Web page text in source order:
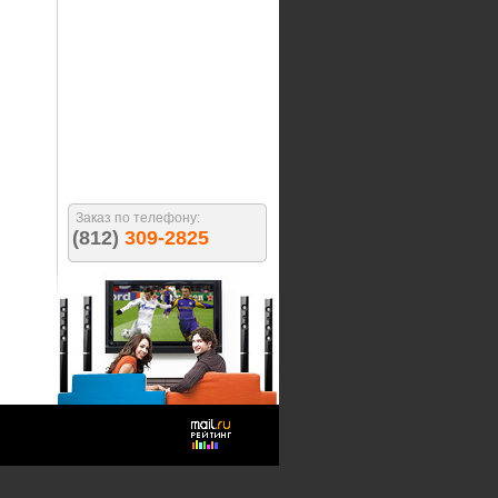
Заказ по телефону:
(812) 309-2825